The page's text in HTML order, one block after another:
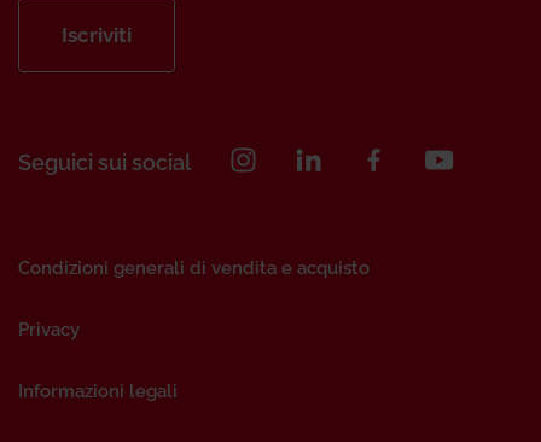
Iscriviti
Seguici sui social
Condizioni generali di vendita e acquisto
Privacy
Informazioni legali